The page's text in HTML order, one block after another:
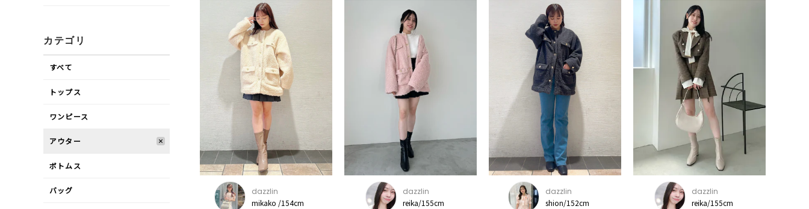
dazzlin
mikako /154cm
dazzlin
reika/155cm
dazzlin
shion/152cm
dazzlin
reika/155cm
カテゴリ
すべて
トップス
ワンピース
アウター
ボトムス
バッグ